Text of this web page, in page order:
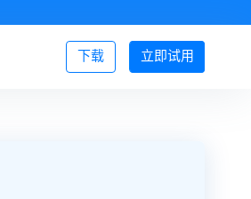
立即试用
下载 登录/注册